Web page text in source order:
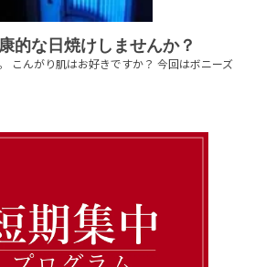
的な日焼けしませんか？
こんがり肌はお好きですか？ 今回はボニーズ